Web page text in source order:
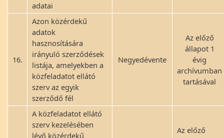
adatai
16.
Azon közérdekű
adatok
hasznosítására
irányuló szerződések
listája, amelyekben a
közfeladatot ellátó
szerv az egyik
szerződő fél
Negyedévente
Az előző
állapot 1
évig
archívumban
tartásával
A közfeladatot ellátó
szerv kezelésében
lévő közérdekű
Az előző